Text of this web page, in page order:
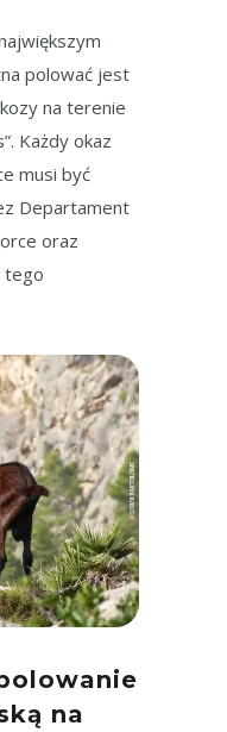
polować jest
na terenie
Każdy okaz
musi być
Departament
oraz
tego
na